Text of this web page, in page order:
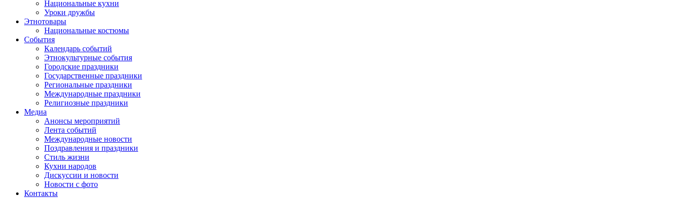
Национальные кухни
Уроки дружбы
Этнотовары
Национальные костюмы
События
Календарь событий
Этнокультурные события
Городские праздники
Государственные праздники
Региональные праздники
Международные праздники
Религиозные праздники
Медиа
Анонсы мероприятий
Лента событий
Международные новости
Поздравления и праздники
Cтиль жизни
Кухни народов
Дискуссии и новости
Новости с фото
Контакты